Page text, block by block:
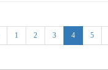
1 2 3 4 5